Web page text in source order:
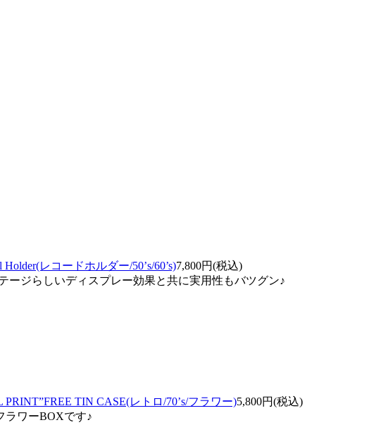
レコードホルダー/50’s/60’s)7,800円(税込)
ージらしいディスプレー効果と共に実用性もバツグン♪
TIN CASE(レトロ/70’s/フラワー)5,800円(税込)
ラワーBOXです♪